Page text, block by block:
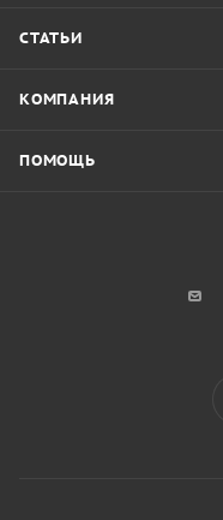
СТАТЬИ
КОМПАНИЯ
ПОМОЩЬ